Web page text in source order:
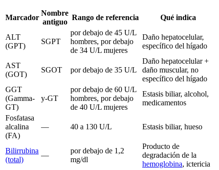
Marcador
Nombre
antiguo
Rango de referencia Qué indica
ALT
(GPT)
SGPT
por debajo de 45 U/L
hombres, por debajo
de 34 U/L mujeres
Daño hepatocelular,
específico del hígado
AST
(GOT)
SGOT por debajo de 35 U/L
Daño hepatocelular +
daño muscular, no
específico del hígado
GGT
(Gamma-
GT)
y-GT
por debajo de 60 U/L
hombres, por debajo
de 40 U/L mujeres
Estasis biliar, alcohol,
medicamentos
Fosfatasa
alcalina
(FA)
— 40 a 130 U/L Estasis biliar, hueso
Bilirrubina
(total)
—
por debajo de 1,2
mg/dl
Producto de
degradación de la
hemoglobina, ictericia